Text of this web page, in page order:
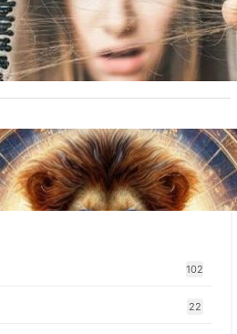
deficiențe de proteine:
sănătății tale
8/8: Oportunități de
pentru Cinci Zodii în 2026
102
22